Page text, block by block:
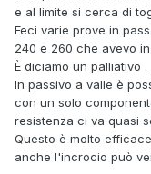
e al limite si cerca di
Feci varie prove in
240 e 260 che avevo
È diciamo un palliativo .
In passivo a valle è
con un solo
resistenza ci va quasi
Questo è molto
anche l'incrocio può